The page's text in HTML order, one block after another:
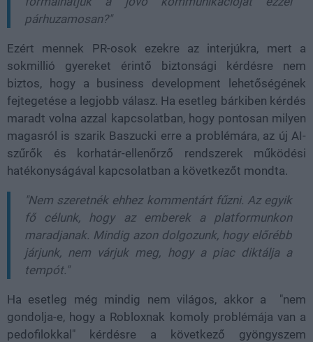
párhuzamosan?"
Ezért mennek PR-osok ezekre az interjúkra, mert a
sokmillió gyereket érintő biztonsági kérdésre nem
biztos, hogy a business development lehetőségének
fejtegetése a legjobb válasz. Ha esetleg bárkiben kérdés
maradt volna azzal kapcsolatban, hogy pontosan milyen
magasról is szarik Baszucki erre a problémára, az új AI-
szűrők és korhatár-ellenőrző rendszerek működési
hatékonyságával kapcsolatban a következőt mondta.
"Nem szeretnék ehhez kommentárt fűzni. Az egyik
fő célunk, hogy az emberek a platformunkon
maradjanak. Mindig azon dolgozunk, hogy előrébb
járjunk, nem várjuk meg, hogy a piac diktálja a
tempót."
Ha esetleg még mindig nem világos, akkor a "nem
gondolja-e, hogy a Robloxnak komoly problémája van a
pedofilokkal" kérdésre a következő gyöngyszem